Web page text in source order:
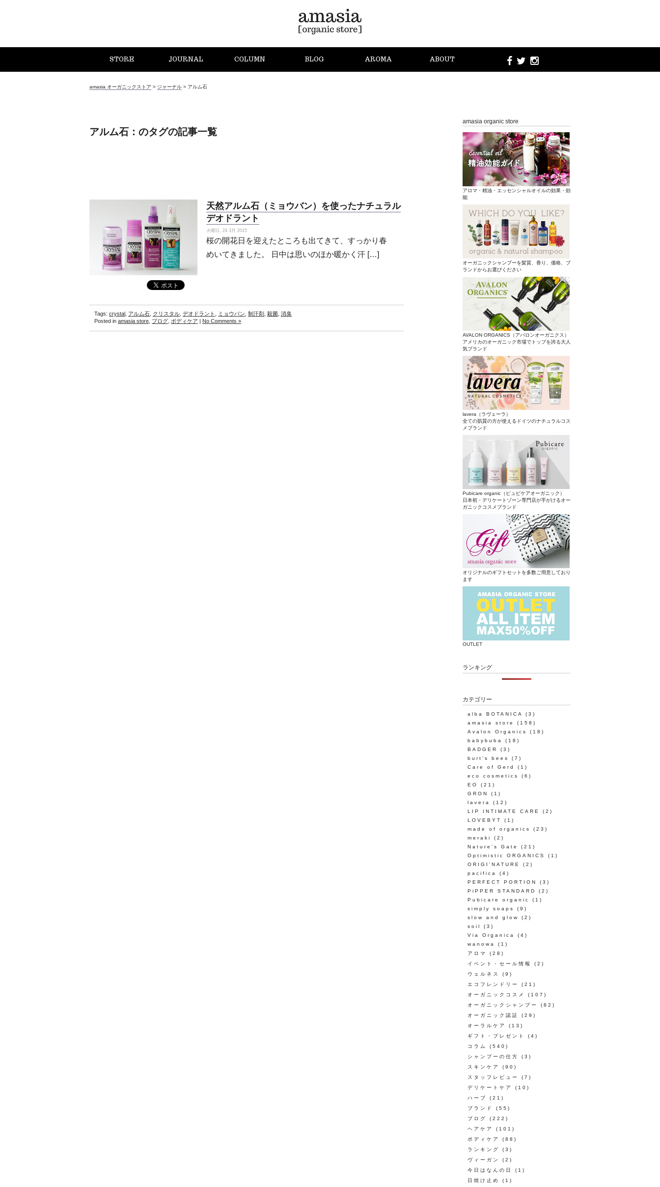
STORE JOURNAL COLUMN BLOG AROMA ABOUT
amasia オーガニックストア > ジャーナル > アルム石
アルム石：のタグの記事一覧
天然アルム石（ミョウバン）を使ったナチュラル
デオドラント
火曜日, 24 3月 2015
桜の開花日を迎えたところも出てきて、すっかり春
めいてきました。 日中は思いのほか暖かく汗 […]
Tags: crystal アルム石 クリスタル デオドラント ミョウバン 制汗剤 殺菌 消臭
Posted in amasia store ブログ ボディケア | No Comments »
amasia organic store
アロマ・精油・エッセンシャルオイルの効果・効
能
オーガニックシャンプーを髪質、香り、価格、ブ
ランドからお選びください
AVALON ORGANICS（アバロンオーガニクス）
アメリカのオーガニック市場でトップを誇る大人
気ブランド
lavera（ラヴェーラ）
全ての肌質の方が使えるドイツのナチュラルコス
メブランド
Pubicare organic（ピュビケアオーガニック）
日本初・デリケートゾーン専門店が手がけるオー
ガニックコスメブランド
オリジナルのギフトセットを多数ご用意しており
ます
OUTLET
ランキング
カテゴリー
alba BOTANICA
(3)
amasia store
(158)
Avalon Organics
(18)
babybuba
(18)
BADGER
(3)
burt's bees
(7)
Care of Gerd
(1)
eco cosmetics
(6)
EO
(21)
GRON
(1)
lavera
(12)
LIP INTIMATE CARE
(2)
LOVEBYT
(1)
made of organics
(23)
meraki
(2)
Nature's Gate
(21)
Optimistic ORGANICS
(1)
ORIGI'NATURE
(2)
pacifica
(4)
PERFECT PORTION
(3)
PiPPER STANDARD
(2)
Pubicare organic
(1)
simply soaps
(9)
slow and glow
(2)
soil
(3)
Via Organica
(4)
wanowa
(1)
アロマ
(28)
イベント・セール情報
(2)
ウェルネス
(9)
エコフレンドリー
(21)
オーガニックコスメ
(107)
オーガニックシャンプー
(82)
オーガニック認証
(29)
オーラルケア
(13)
ギフト・プレゼント
(4)
コラム
(540)
シャンプーの仕方
(3)
スキンケア
(90)
スタッフレビュー
(7)
デリケートケア
(10)
ハーブ
(21)
ブランド
(55)
ブログ
(222)
ヘアケア
(101)
ボディケア
(88)
ランキング
(3)
ヴィーガン
(2)
今日はなんの日
(1)
日焼け止め
(1)